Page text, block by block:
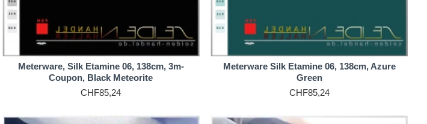
Meterware, Silk Etamine 06, 138cm, 3m-
Coupon, Black Meteorite
CHF85,24
Meterware Silk Etamine 06, 138cm, Azure
Green
CHF85,24